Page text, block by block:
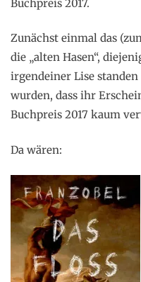
Buchpreis 2017.
Zunächst einmal das
die „alten Hasen“,
irgendeiner Lise
wurden, dass ihr
Buchpreis 2017 kaum
Da wären: